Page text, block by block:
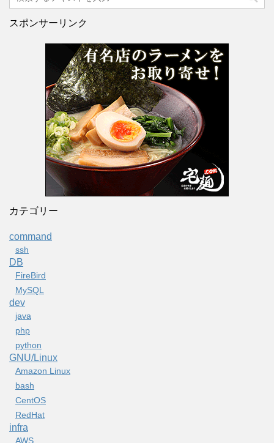
スポンサーリンク
カテゴリー
command
ssh
DB
FireBird
MySQL
dev
java
php
python
GNU/Linux
Amazon Linux
bash
CentOS
RedHat
infra
AWS